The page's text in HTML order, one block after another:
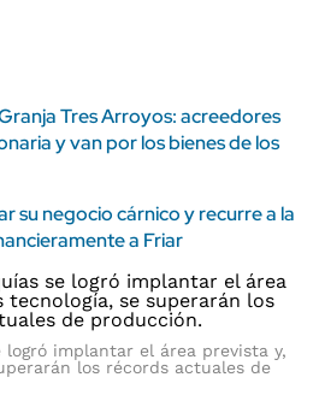
Tres Arroyos: acreedores
y van por los bienes de los
su negocio cárnico y recurre a la
a Friar
logró implantar el área prevista y,
los récords actuales de